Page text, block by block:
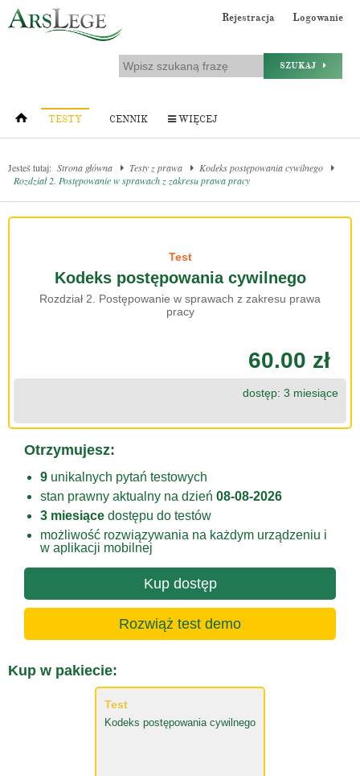
Rejestracja Logowanie
SZUKAJ
TESTY CENNIK WIĘCEJ
Jesteś tutaj: Strona główna Testy z prawa
Kodeks postępowania cywilnego
Rozdział 2. Postępowanie w sprawach z zakresu prawa pracy
Test
Kodeks postępowania cywilnego
Rozdział 2. Postępowanie w sprawach z zakresu prawa
pracy
60.00 zł
dostęp: 3 miesiące
Otrzymujesz:
9 unikalnych pytań testowych
stan prawny aktualny na dzień 08-08-2026
3 miesiące dostępu do testów
możliwość rozwiązywania na każdym urządzeniu i
w aplikacji mobilnej
Kup dostęp
Rozwiąż test demo
Kup w pakiecie:
Test
Kodeks postępowania cywilnego